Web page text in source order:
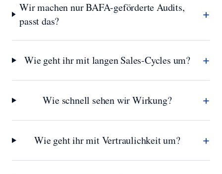
Wir machen nur BAFA-geförderte Audits,
passt das?
+
Wie geht ihr mit langen Sales-Cycles um? +
Wie schnell sehen wir Wirkung? +
Wie geht ihr mit Vertraulichkeit um? +